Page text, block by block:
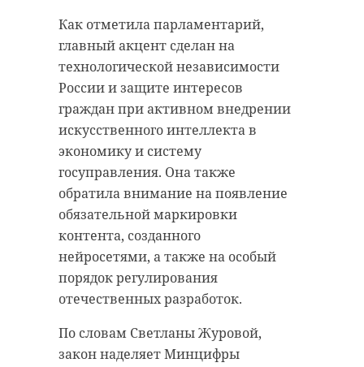
Как отметила парламентарий,
главный акцент сделан на
технологической независимости
России и защите интересов
граждан при активном внедрении
искусственного интеллекта в
экономику и систему
госуправления. Она также
обратила внимание на появление
обязательной маркировки
контента, созданного
нейросетями, а также на особый
порядок регулирования
отечественных разработок.
По словам Светланы Журовой,
закон наделяет Минцифры
нравственные
основы, мир и
согласие в обществе.
Искренне желаю
каждому
преуспеяния в
созидании и добрых
делах, духовной
радости праздника и
настойчивости в
начинаниях,
приумножающих
силу России!"
- поделился Сергей
Перминов.
сначала построили храм, а в 1560
году по указу Ивана Грозного был
основан монастырь.
Во время Великой Отечественной
войны икону вывезли немецкие
оккупанты. Позже православной
духовной миссии удалось
сохранить святыню. После долгого
пути через несколько
европейских стран она оказалась
в Чикаго, где долгие годы
хранилась у епископа Иоанна
(Гарклавса).
В 2004 году чудотворная икона
вернулась в Тихвинский